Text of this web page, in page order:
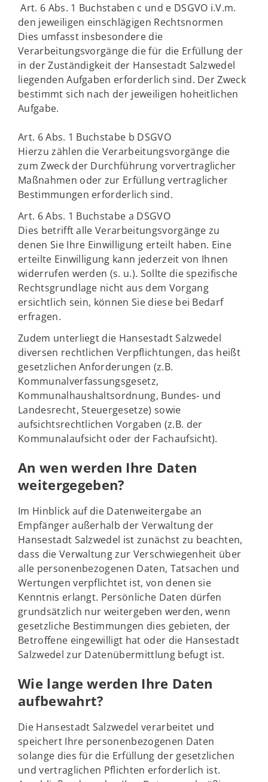
Art. 6 Abs. 1 Buchstaben c und e DSGVO i.V.m.
den jeweiligen einschlägigen Rechtsnormen
Dies umfasst insbesondere die
Verarbeitungsvorgänge die für die Erfüllung der
in der Zuständigkeit der Hansestadt Salzwedel
liegenden Aufgaben erforderlich sind. Der Zweck
bestimmt sich nach der jeweiligen hoheitlichen
Aufgabe.
Art. 6 Abs. 1 Buchstabe b DSGVO
Hierzu zählen die Verarbeitungsvorgänge die
zum Zweck der Durchführung vorvertraglicher
Maßnahmen oder zur Erfüllung vertraglicher
Bestimmungen erforderlich sind.
Art. 6 Abs. 1 Buchstabe a DSGVO
Dies betrifft alle Verarbeitungsvorgänge zu
denen Sie Ihre Einwilligung erteilt haben. Eine
erteilte Einwilligung kann jederzeit von Ihnen
widerrufen werden (s. u.). Sollte die spezifische
Rechtsgrundlage nicht aus dem Vorgang
ersichtlich sein, können Sie diese bei Bedarf
erfragen.
Zudem unterliegt die Hansestadt Salzwedel
diversen rechtlichen Verpflichtungen, das heißt
gesetzlichen Anforderungen (z.B.
Kommunalverfassungsgesetz,
Kommunalhaushaltsordnung, Bundes- und
Landesrecht, Steuergesetze) sowie
aufsichtsrechtlichen Vorgaben (z.B. der
Kommunalaufsicht oder der Fachaufsicht).
An wen werden Ihre Daten
weitergegeben?
Im Hinblick auf die Datenweitergabe an
Empfänger außerhalb der Verwaltung der
Hansestadt Salzwedel ist zunächst zu beachten,
dass die Verwaltung zur Verschwiegenheit über
alle personenbezogenen Daten, Tatsachen und
Wertungen verpflichtet ist, von denen sie
Kenntnis erlangt. Persönliche Daten dürfen
grundsätzlich nur weitergeben werden, wenn
gesetzliche Bestimmungen dies gebieten, der
Betroffene eingewilligt hat oder die Hansestadt
Salzwedel zur Datenübermittlung befugt ist.
Wie lange werden Ihre Daten
aufbewahrt?
Die Hansestadt Salzwedel verarbeitet und
speichert Ihre personenbezogenen Daten
solange dies für die Erfüllung der gesetzlichen
und vertraglichen Pflichten erforderlich ist.